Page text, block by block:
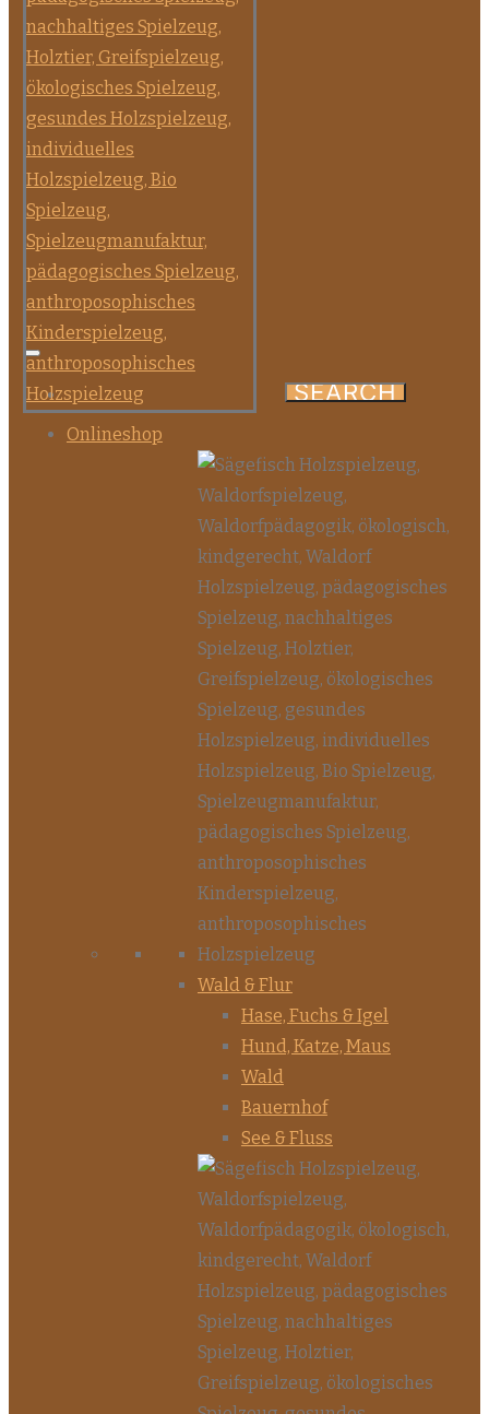
Onlineshop
Wald & Flur
Hase, Fuchs & Igel
Hund, Katze, Maus
Wald
Bauernhof
See & Fluss